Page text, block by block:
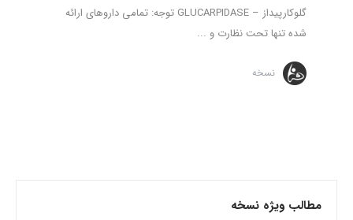
گلوکارپیداز – GLUCARPIDASE توجه: تمامی داروهای ارائه
شده تنها تحت نظارت و ...
نسخه
مطالب ویژه نسخه